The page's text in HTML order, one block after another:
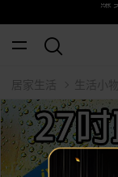
小三美日
居家生活 生活小物